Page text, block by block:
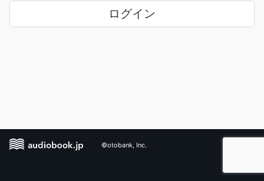
ログイン
©otobank, Inc.